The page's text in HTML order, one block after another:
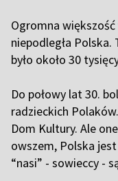
Ogromna
niepodległa
było około 30
Do połowy lat 30.
radzieckich
Dom Kultury. Ale
owszem, Polska
“nasi” - sowieccy -